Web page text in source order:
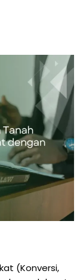
(Konversi,